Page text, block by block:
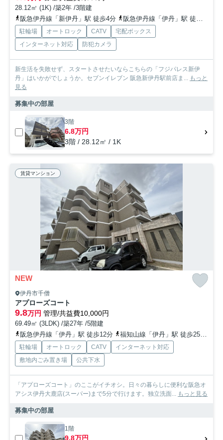
28.12㎡ (1K) /築2年 /3階建
阪急伊丹線「新伊丹」駅 徒歩4分
阪急伊丹線「伊丹」駅 徒歩11分
駐輪場 オートロック CATV
宅配ボックス
インターネット対応
防犯カメラ
新生活を失敗せず、スタートさせたいならこちらの「フジパレス新伊
丹」はいかがでしょうか。セブンイレブン 阪急新伊丹駅前店ま... もっと
見る
募集中の部屋
3階
6.8万円
3階 / 28.12㎡ / 1K
賃貸マンション
NEW
伊丹市千僧
アプローズコート
9.8万円 管理/共益費10,000円
69.49㎡ (3LDK) /築27年 /5階建
阪急伊丹線「伊丹」駅 徒歩12分
福知山線「伊丹」駅 徒歩25分
駐輪場 オートロック CATV
インターネット対応
敷地内ごみ置き場
公共下水
「アプローズコート」のここがイチオシ。日々の暮らしに便利な阪急オ
アシス伊丹大鹿店(スーパー)まで5分で行けます。独立洗面... もっと見る
募集中の部屋
1階
9.8万円